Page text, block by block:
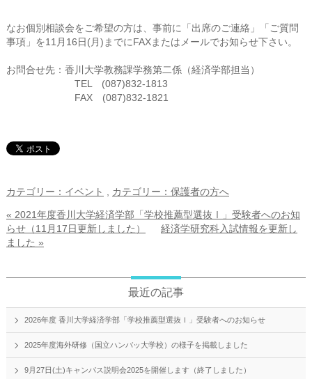
なお個別相談会をご希望の方は、事前に「出席のご連絡」「ご質問
事項」を11月16日(月)までにFAXまたはメールでお知らせ下さい。
お問合せ先：香川大学教務課学務第二係（経済学部担当）
TEL (087)832-1813
FAX (087)832-1821
カテゴリー：イベント カテゴリー：保護者の方へ
« 2021年度香川大学経済学部「学校推薦型選抜Ⅰ」受験者へのお知
らせ（11月17日更新しました）
経済学研究科入試情報を更新し
ました »
最近の記事
2026年度 香川大学経済学部「学校推薦型選抜Ｉ」受験者へのお知らせ
2025年度海外研修（国立ハンバッ大学校）の様子を掲載しました
9月27日(土)キャンパス説明会2025を開催します（終了しました）